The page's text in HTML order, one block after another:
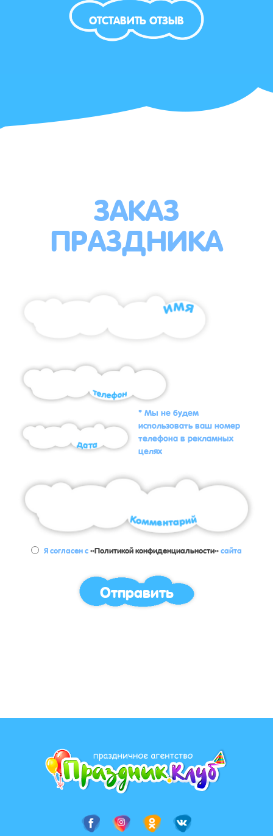
ОТСТАВИТЬ ОТЗЫВ
ЗАКАЗ
ПРАЗДНИКА
* Мы не будем
использовать ваш номер
телефона в рекламных
целях
Я согласен с«Политикой конфиденциальности»сайта
Отправить